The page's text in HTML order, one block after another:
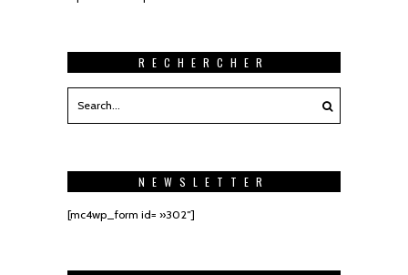
RECHERCHER
NEWSLETTER
[mc4wp_form id= »302″]